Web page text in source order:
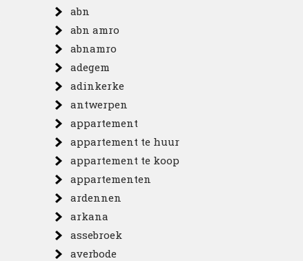
abn
abn amro
abnamro
adegem
adinkerke
antwerpen
appartement
appartement te huur
appartement te koop
appartementen
ardennen
arkana
assebroek
averbode